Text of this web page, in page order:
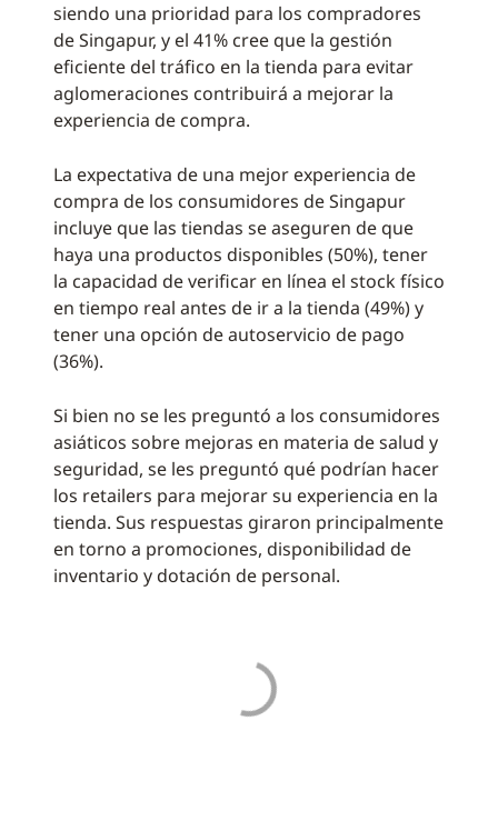
siendo una prioridad para los compradores
de Singapur, y el 41% cree que la gestión
eficiente del tráfico en la tienda para evitar
aglomeraciones contribuirá a mejorar la
experiencia de compra.
La expectativa de una mejor experiencia de
compra de los consumidores de Singapur
incluye que las tiendas se aseguren de que
haya una productos disponibles (50%), tener
la capacidad de verificar en línea el stock físico
en tiempo real antes de ir a la tienda (49%) y
tener una opción de autoservicio de pago
(36%).
Si bien no se les preguntó a los consumidores
asiáticos sobre mejoras en materia de salud y
seguridad, se les preguntó qué podrían hacer
los retailers para mejorar su experiencia en la
tienda. Sus respuestas giraron principalmente
en torno a promociones, disponibilidad de
inventario y dotación de personal.